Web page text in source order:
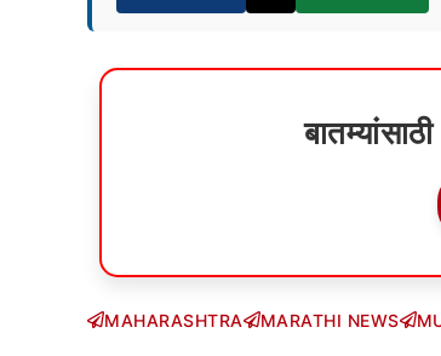
MAHARASHTRA MARATHI NEWS